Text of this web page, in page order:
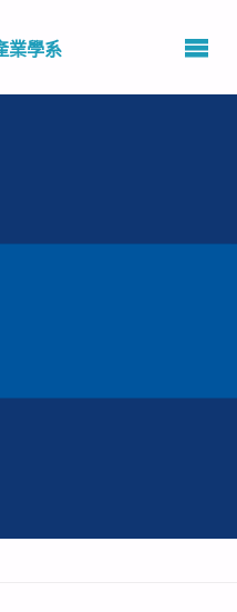
業學系